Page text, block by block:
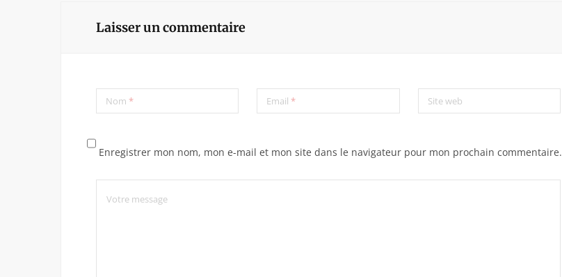
Laisser un commentaire
Nom * Email* Site web
Enregistrer mon nom, mon e-mail et mon site dans le navigateur pour mon prochain commentaire.